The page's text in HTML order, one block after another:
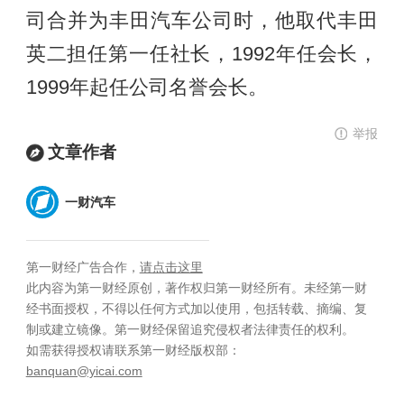
司合并为丰田汽车公司时，他取代丰田
英二担任第一任社长，1992年任会长，
1999年起任公司名誉会长。
举报
文章作者
一财汽车
第一财经广告合作， 请点击这里
此内容为第一财经原创，著作权归第一财经所有。未经第一财
经书面授权，不得以任何方式加以使用，包括转载、摘编、复
制或建立镜像。第一财经保留追究侵权者法律责任的权利。
如需获得授权请联系第一财经版权部：
banquan@yicai.com